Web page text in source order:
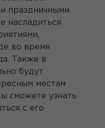
праздничными
насладиться
во время
Также в
будут
местам
сможете узнать
с его